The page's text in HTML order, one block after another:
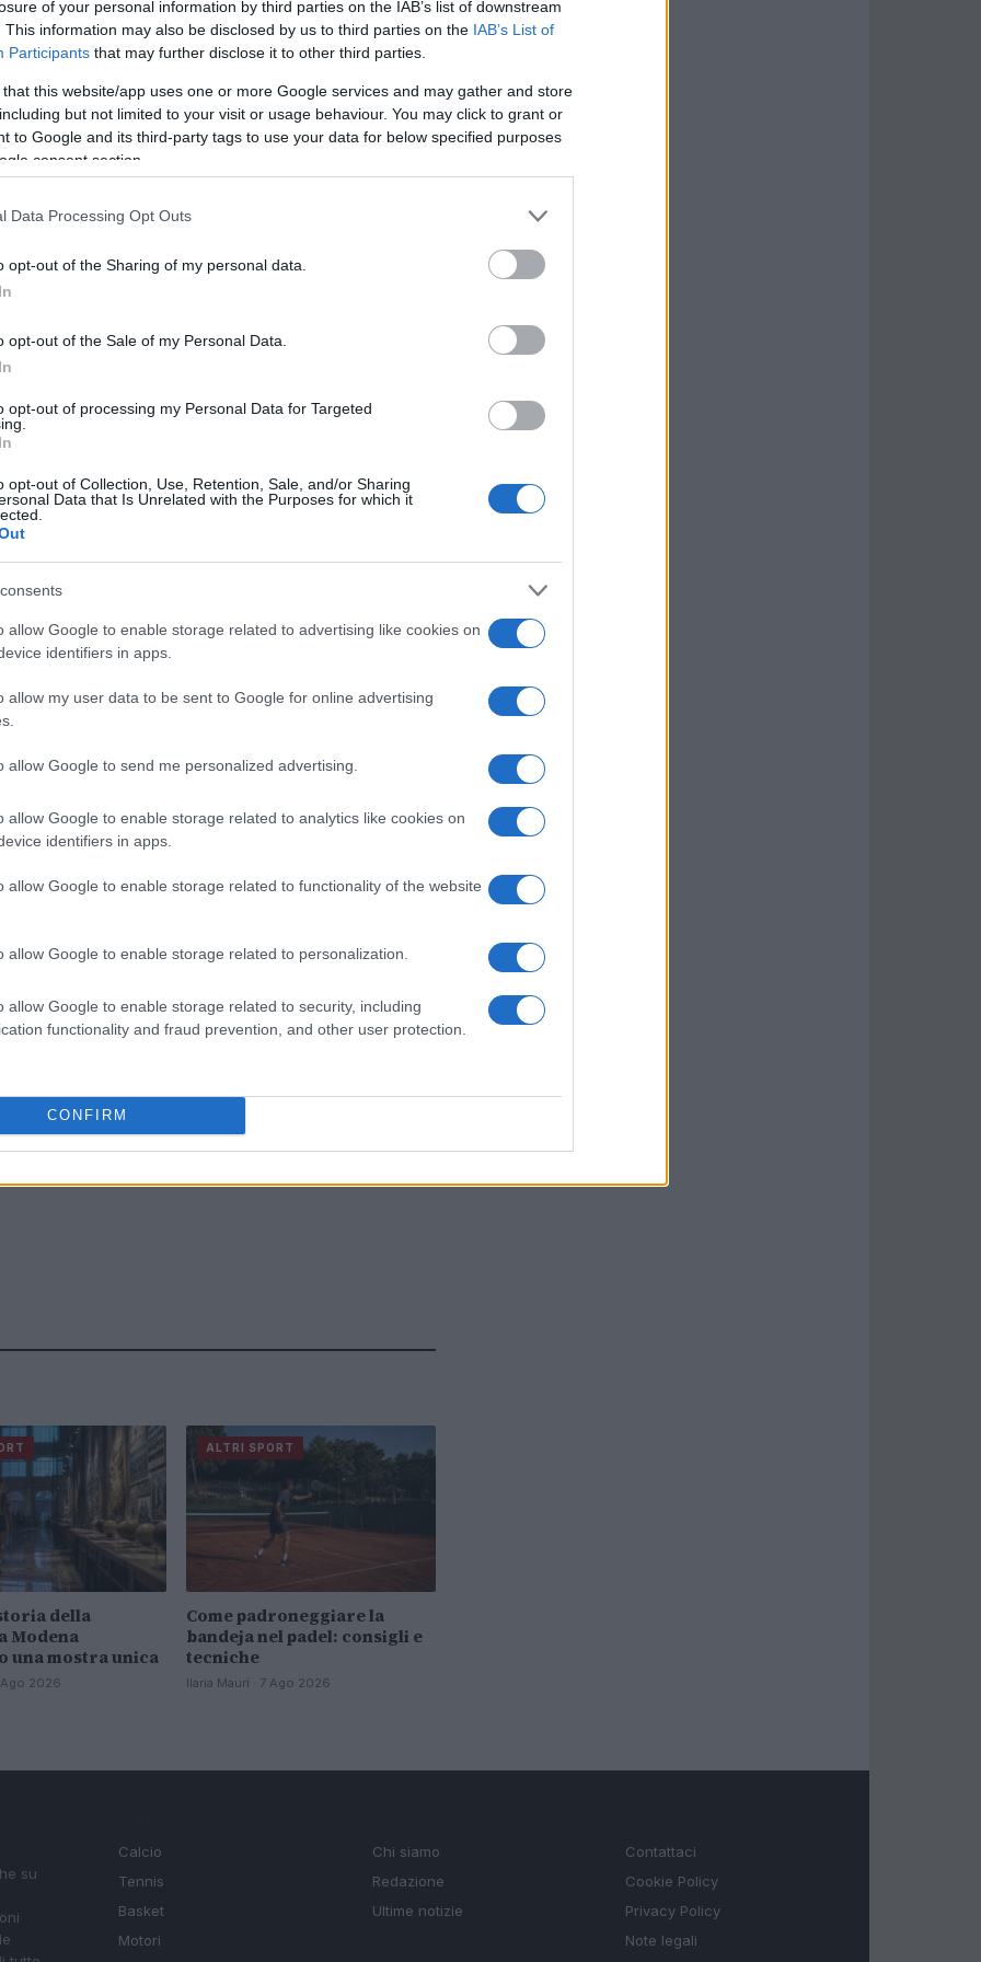
of your personal information by third parties on the IAB’s list of downstream
This information may also be disclosed by us to third parties on the IAB’s List of
Participants that may further disclose it to other third parties.
that this website/app uses one or more Google services and may gather and store
but not limited to your visit or usage behaviour. You may click to grant or
to Google and its third-party tags to use your data for below specified purposes
consent section.
Data Processing Opt Outs
opt-out of the Sharing of my personal data.
opt-out of the Sale of my Personal Data.
opt-out of processing my Personal Data for Targeted
opt-out of Collection, Use, Retention, Sale, and/or Sharing
Data that Is Unrelated with the Purposes for which it
allow Google to enable storage related to advertising like cookies on
identifiers in apps.
allow my user data to be sent to Google for online advertising
allow Google to send me personalized advertising.
allow Google to enable storage related to analytics like cookies on
identifiers in apps.
allow Google to enable storage related to functionality of the website
allow Google to enable storage related to personalization.
allow Google to enable storage related to security, including
functionality and fraud prevention, and other user protection.
CONFIRM
Ljublja, il vincitore della stagione
La seconda squadra
contro l’HC Gherdeina
Pusteria ha preferito l’EHC Lustenau, la
rimasta con la scelta obbligata della S.G.
di finale riproponendo così il derby
Scudetto della IHL-Serie A.
italiana saranno 5 ai nastri di partenza
di partecipanti della prima stagione
Italia, Austria e Slovenia.
della
Modena
una mostra unica
Ago 2026
ALTRI SPORT
Come padroneggiare la
bandeja nel padel: consigli e
tecniche
Ilaria Mauri · 7 Ago 2026
su
Calcio
Tennis
Basket
Motori
Chi siamo
Redazione
Ultime notizie
Contattaci
Cookie Policy
Privacy Policy
Note legali